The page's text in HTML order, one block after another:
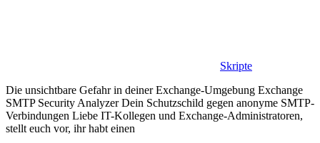
Skripte
Die unsichtbare Gefahr in deiner Exchange-Umgebung Exchange
SMTP Security Analyzer Dein Schutzschild gegen anonyme SMTP-
Verbindungen Liebe IT-Kollegen und Exchange-Administratoren,
stellt euch vor, ihr habt einen